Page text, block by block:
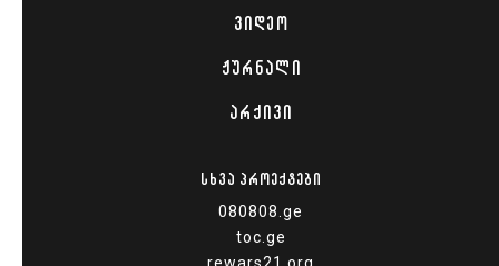
ᲕᲘᲓᲔᲝ
ᲟᲣᲠᲜᲐᲚᲘ
ᲐᲠᲥᲘᲕᲘ
ᲡᲮᲕᲐ ᲞᲠᲝᲔᲥᲢᲔᲑᲘ
080808.ge
toc.ge